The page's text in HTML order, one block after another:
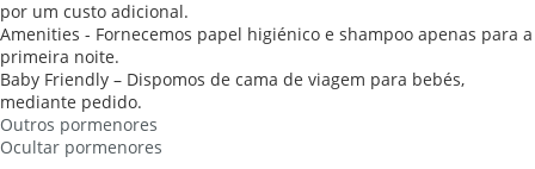
por um custo adicional.
Amenities - Fornecemos papel higiénico e shampoo apenas para a
primeira noite.
Baby Friendly – Dispomos de cama de viagem para bebés,
mediante pedido.
Outros pormenores
Ocultar pormenores